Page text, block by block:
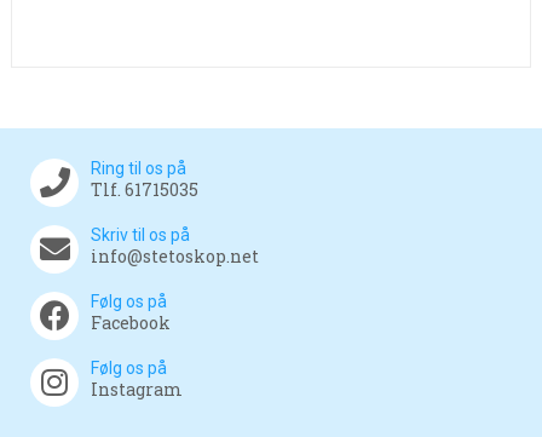
Ring til os på
Tlf. 61715035
Skriv til os på
info@stetoskop.net
Følg os på
Facebook
Følg os på
Instagram